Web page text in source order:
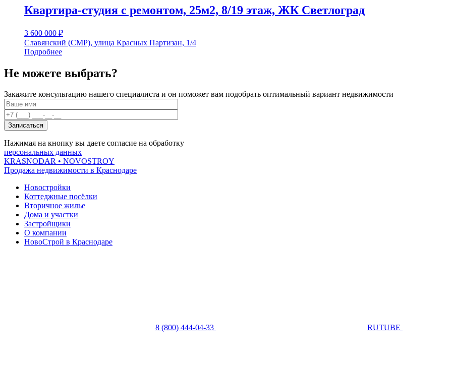
Квартира-студия с ремонтом, 25м2, 8/19 этаж, ЖК Светлоград
3 600 000 ₽
Славянский (СМР), улица Красных Партизан, 1/4
Подробнее
Не можете выбрать?
Закажите консультацию нашего специалиста и он поможет вам подобрать оптимальный вариант недвижимости
Нажимая на кнопку вы даете согласие на обработку
персональных данных
KRASNODAR • NOVOSTROY
Продажа недвижимости в Краснодаре
Новостройки
Коттеджные посёлки
Вторичное жилье
Дома и участки
Застройщики
О компании
НовоСтрой в Краснодаре
8 (800) 444-04-33 RUTUBE